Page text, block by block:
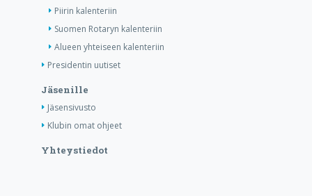
Piirin kalenteriin
Suomen Rotaryn kalenteriin
Alueen yhteiseen kalenteriin
Presidentin uutiset
Jäsenille
Jäsensivusto
Klubin omat ohjeet
Yhteystiedot